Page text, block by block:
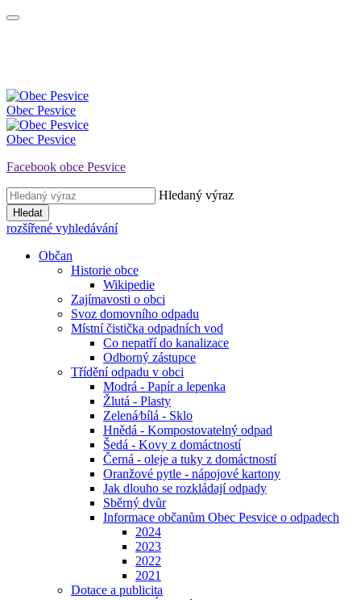
Obec Pesvice
Obec Pesvice
Facebook obce Pesvice
Hledaný výraz
Hledat
rozšířené vyhledávání
Občan
Historie obce
Wikipedie
Zajímavosti o obci
Svoz domovního odpadu
Místní čistička odpadních vod
Co nepatří do kanalizace
Odborný zástupce
Třídění odpadu v obci
Modrá - Papír a lepenka
Žlutá - Plasty
Zelená⁄bílá - Sklo
Hnědá - Kompostovatelný odpad
Šedá - Kovy z domáctností
Černá - oleje a tuky z domáctností
Oranžové pytle - nápojové kartony
Jak dlouho se rozkládají odpady
Sběrný dvůr
Informace občanům Obec Pesvice o odpadech
2024
2023
2022
2021
Dotace a publicita